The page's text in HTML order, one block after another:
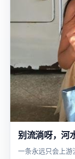
别流淌呀，河
一条永远只会上